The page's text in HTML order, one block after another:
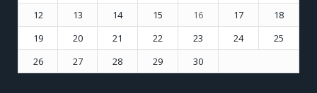
12
13 14 15 16 17
18
19
20 21 22 23 24
25
26
27 28 29
30